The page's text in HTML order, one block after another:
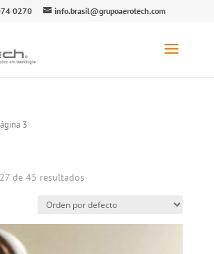
0270 info.brasil@grupoaerotech.com
3
de 45 resultados